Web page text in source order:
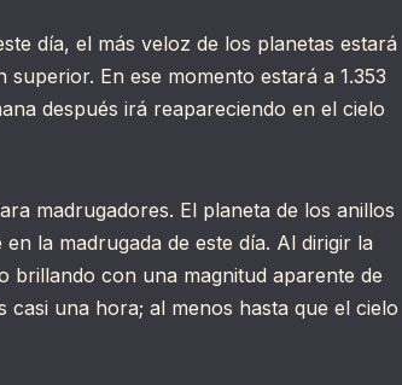
día, el más veloz de los planetas estará
En ese momento estará a 1.353
después irá reapareciendo en el cielo
madrugadores. El planeta de los anillos
la madrugada de este día. Al dirigir la
brillando con una magnitud aparente de
una hora; al menos hasta que el cielo